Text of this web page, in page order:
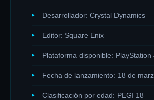
Desarrollador: Crystal Dynamics
Editor: Square Enix
Plataforma disponible: PlayStation
Fecha de lanzamiento: 18 de
Clasificación por edad: PEGI 18